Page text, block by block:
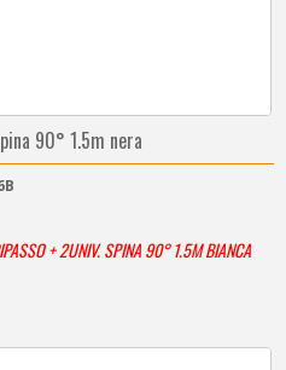
90° 1.5m nera
+ 2UNIV. SPINA 90° 1.5M BIANCA